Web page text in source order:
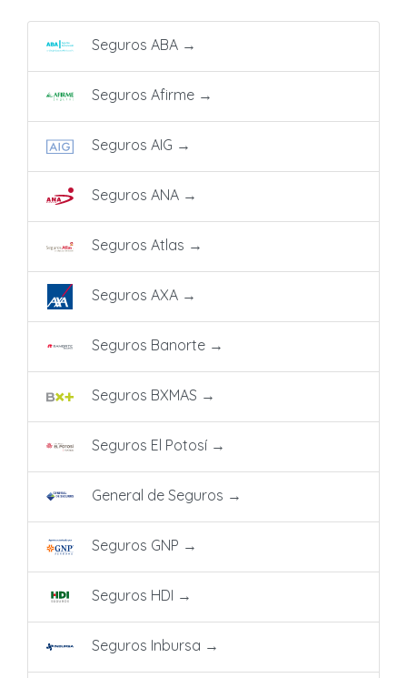
Seguros ABA →
Seguros Afirme →
Seguros AIG →
Seguros ANA →
Seguros Atlas →
Seguros AXA →
Seguros Banorte →
Seguros BXMAS →
Seguros El Potosí →
General de Seguros →
Seguros GNP →
Seguros HDI →
Seguros Inbursa →